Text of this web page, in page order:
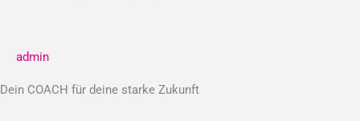
admin
Dein COACH für deine starke Zukunft
Leute